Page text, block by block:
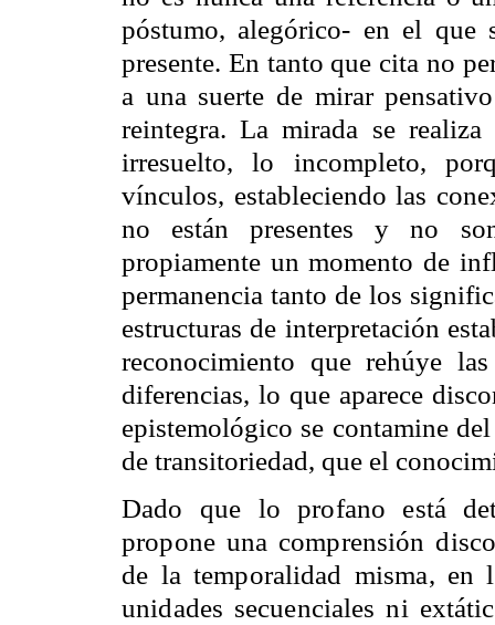
póstumo, alegórico- en el
presente. En tanto que cita no
a una suerte de mirar
reintegra. La mirada se
irresuelto, lo incompleto,
vínculos, estableciendo las
no están presentes y no son
propiamente un momento de
permanencia tanto de los
estructuras de interpretación
reconocimiento que rehúye
diferencias, lo que aparece
epistemológico se contamine
de transitoriedad, que el
Dado que lo profano está
propone una comprensión
de la temporalidad misma, en
unidades secuenciales ni